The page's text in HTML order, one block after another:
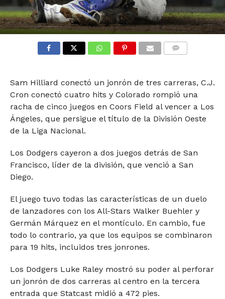
Sam Hilliard conectó un jonrón de tres carreras, C.J.
Cron conectó cuatro hits y Colorado rompió una
racha de cinco juegos en Coors Field al vencer a Los
Ángeles, que persigue el título de la División Oeste
de la Liga Nacional.
Los Dodgers cayeron a dos juegos detrás de San
Francisco, líder de la división, que venció a San
Diego.
El juego tuvo todas las características de un duelo
de lanzadores con los All-Stars Walker Buehler y
Germán Márquez en el montículo. En cambio, fue
todo lo contrario, ya que los equipos se combinaron
para 19 hits, incluidos tres jonrones.
Los Dodgers Luke Raley mostró su poder al perforar
un jonrón de dos carreras al centro en la tercera
entrada que Statcast midió a 472 pies.